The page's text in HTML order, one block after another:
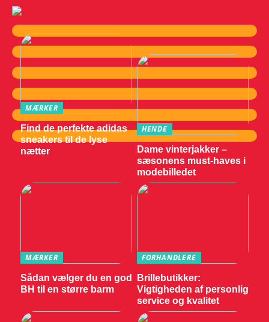
MÆRKER
Find de perfekte adidas
sneakers til de lyse
nætter
HENDE
Dame vinterjakker –
sæsonens must-haves i
modebilledet
MÆRKER
Sådan vælger du en god
BH til en større barm
FORHANDLERE
Brillebutikker:
Vigtigheden af personlig
service og kvalitet